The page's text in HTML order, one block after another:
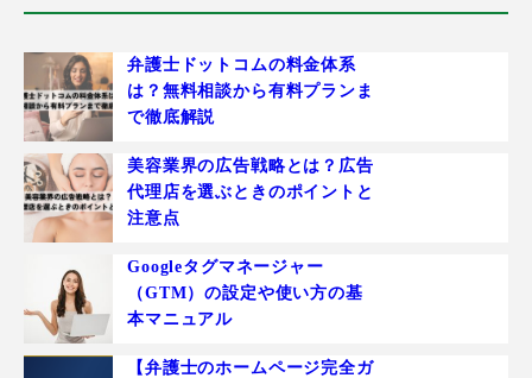
弁護士ドットコムの料金体系
は？無料相談から有料プランま
で徹底解説
美容業界の広告戦略とは？広告
代理店を選ぶときのポイントと
注意点
Googleタグマネージャー
（GTM）の設定や使い方の基
本マニュアル
【弁護士のホームページ完全ガ